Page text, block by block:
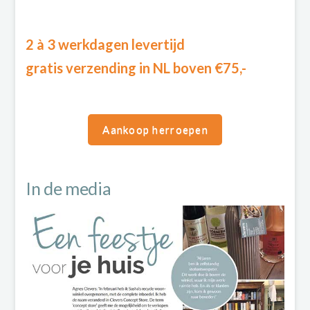
2 à 3 werkdagen levertijd
gratis verzending in NL boven €75,-
Aankoop herroepen
In de media